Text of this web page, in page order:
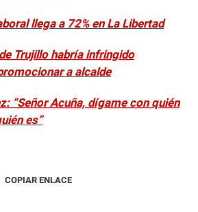
llega a 72% en La Libertad
Trujillo habría infringido
a alcalde
“Señor Acuña, dígame con quién
es”
COPIAR ENLACE